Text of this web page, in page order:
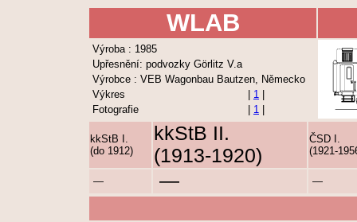
WLAB
Výroba : 1985
Upřesnění: podvozky Görlitz V.a
Výrobce : VEB Wagonbau Bautzen, Německo
Výkres
1
Fotografie
1
kkStB I.
(do 1912)
kkStB II.
(1913-1920)
ČSD I.
(1921-
— — —